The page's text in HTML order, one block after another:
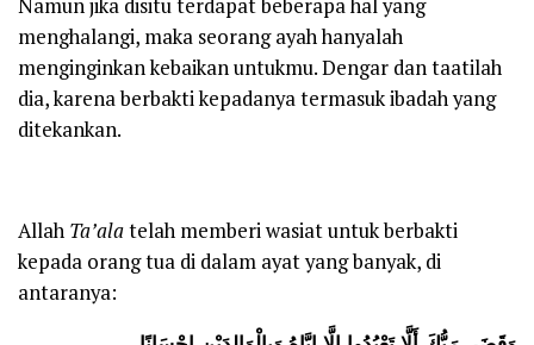
Namun jika disitu terdapat beberapa hal yang
menghalangi, maka seorang ayah hanyalah
menginginkan kebaikan untukmu. Dengar dan taatilah
dia, karena berbakti kepadanya termasuk ibadah yang
ditekankan.
Allah Ta’alatelah memberi wasiat untuk berbakti
kepada orang tua di dalam ayat yang banyak, di
antaranya: